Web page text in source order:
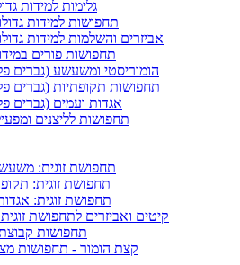
גלימות למידות
תחפושות למידות
אביזרים והשלמות למידות
תחפושות פורים
הומוריסטי ומשעשע (גברים
תחפושות תקופתיות (גברים
אגדות ועמים (גברים
תחפושות לליצנים
תחפושת זוגית:
תחפושת זוגית:
תחפושת זוגית:
קיטים ואביזרים לתחפושת זוגית
תחפושות
קצת הומור - תחפושות